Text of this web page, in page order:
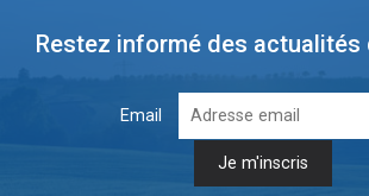
Restez informé des actualités
Email